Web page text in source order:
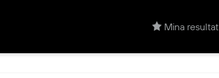
Mina resultat